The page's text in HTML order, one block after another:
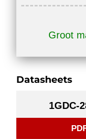
Groot
Datasheets
1GDC-